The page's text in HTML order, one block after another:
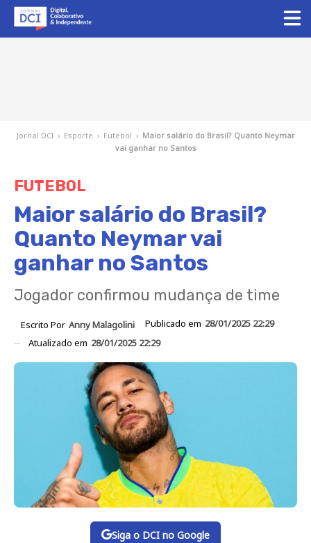
Jornal DCI › Esporte › Futebol › Maior salário do Brasil? Quanto Neymar
vai ganhar no Santos
FUTEBOL
Maior salário do Brasil?
Quanto Neymar vai
ganhar no Santos
Jogador confirmou mudança de time
Escrito Por Anny Malagolini Publicado em 28/01/2025 22:29
Atualizado em 28/01/2025 22:29
Siga o DCI no Google